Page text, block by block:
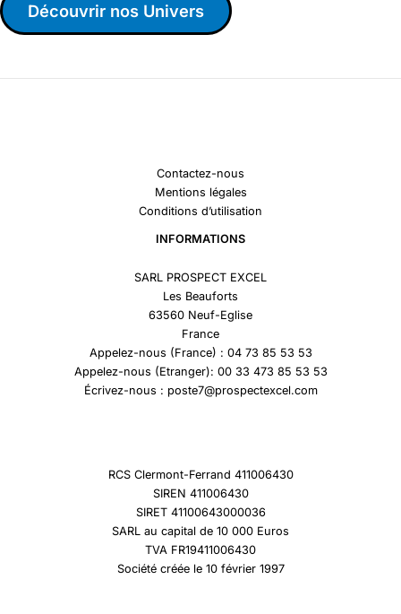
Découvrir nos Univers
Contactez-nous
Mentions légales
Conditions d’utilisation
INFORMATIONS
SARL PROSPECT EXCEL
Les Beauforts
63560 Neuf-Eglise
France
Appelez-nous (France) : 04 73 85 53 53
Appelez-nous (Etranger): 00 33 473 85 53 53
Écrivez-nous : poste7@prospectexcel.com
RCS Clermont-Ferrand 411006430
SIREN 411006430
SIRET 41100643000036
SARL au capital de 10 000 Euros
TVA FR19411006430
Société créée le 10 février 1997